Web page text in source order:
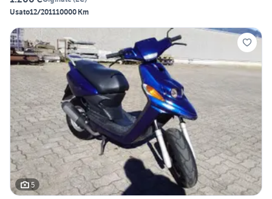
Usato12/201110000 Km
5